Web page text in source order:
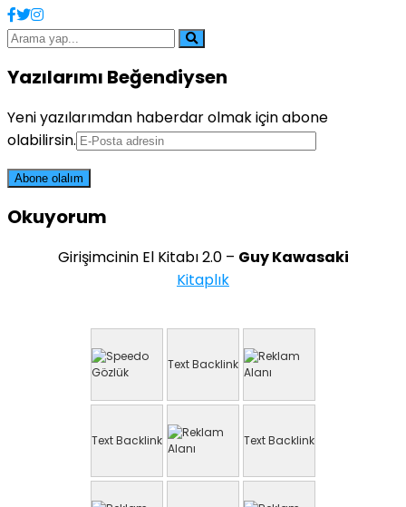
Yazılarımı Beğendiysen
Yeni yazılarımdan haberdar olmak için abone
olabilirsin.
Okuyorum
Girişimcinin El Kitabı 2.0 – Guy Kawasaki
Kitaplık
Text Backlink
Text Backlink Text Backlink